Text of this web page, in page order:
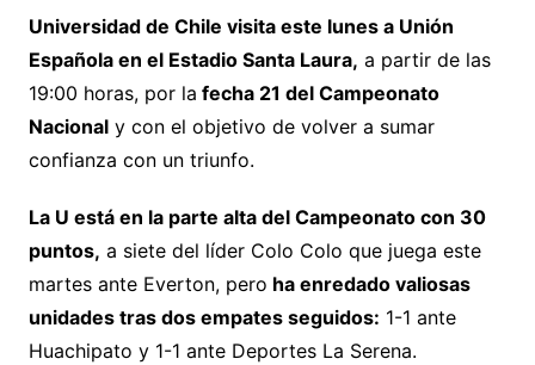
Universidad de Chile visita este lunes a Unión
Española en el Estadio Santa Laura, a partir de las
19:00 horas, por la fecha 21 del Campeonato
Nacionaly con el objetivo de volver a sumar
confianza con un triunfo.
La U está en la parte alta del Campeonato con 30
puntos, a siete del líder Colo Colo que juega este
martes ante Everton, pero ha enredado valiosas
unidades tras dos empates seguidos: 1-1 ante
Huachipato y 1-1 ante Deportes La Serena.